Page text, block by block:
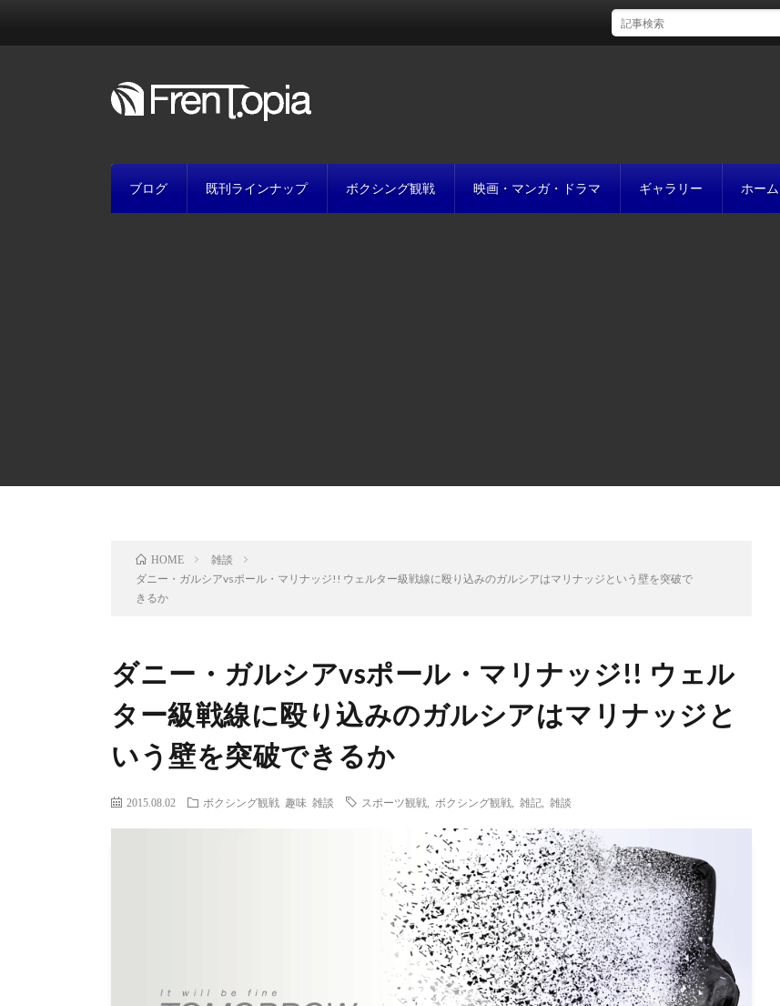
ブログ 既刊ラインナップ ボクシング観戦 映画・マンガ・ドラマ ギャラリー ホーム
HOME
雑談
ダニー・ガルシアvsポール・マリナッジ!! ウェルター級戦線に殴り込みのガルシアはマリナッジという壁を突破で
きるか
ダニー・ガルシアvsポール・マリナッジ!! ウェル
ター級戦線に殴り込みのガルシアはマリナッジと
いう壁を突破できるか
2015.08.02 ボクシング観戦 趣味 雑談 スポーツ観戦 ボクシング観戦 雑記 雑談